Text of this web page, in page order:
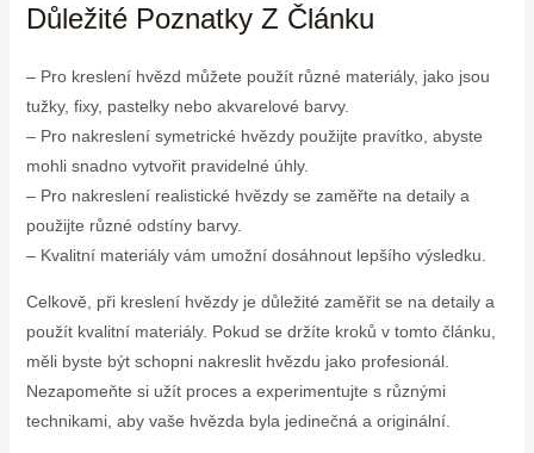
Důležité Poznatky Z Článku
– Pro kreslení hvězd můžete použít různé materiály, jako jsou
tužky, fixy, pastelky nebo akvarelové barvy.
– Pro nakreslení symetrické hvězdy použijte pravítko, abyste
mohli snadno vytvořit pravidelné úhly.
– Pro nakreslení realistické hvězdy se zaměřte na detaily a
použijte různé odstíny barvy.
– Kvalitní materiály vám umožní dosáhnout lepšího výsledku.
Celkově, při kreslení hvězdy je důležité zaměřit se na detaily a
použít kvalitní materiály. Pokud se držíte kroků v tomto článku,
měli byste být schopni nakreslit hvězdu jako profesionál.
Nezapomeňte si užít proces a experimentujte s různými
technikami, aby vaše hvězda byla jedinečná a originální.